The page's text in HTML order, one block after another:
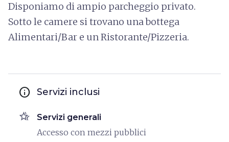
Disponiamo di ampio parcheggio privato.
Sotto le camere si trovano una bottega
Alimentari/Bar e un Ristorante/Pizzeria.
info Servizi inclusi
hotel_class Servizi generali
Accesso con mezzi pubblici